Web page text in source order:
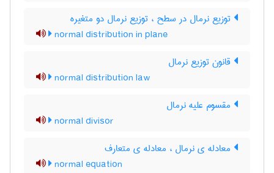
توزیع نرمال در سطح ، توزیع نرمال دو متغیره
normal distribution in plane
قانون توزیع نرمال
normal distribution law
مقسوم علیه نرمال
normal divisor
معادله ی نرمال ، معادله ی متعارف
normal equation